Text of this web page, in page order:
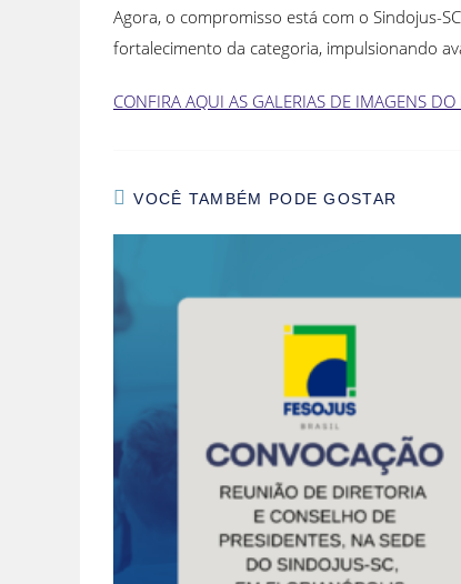
Agora, o compromisso está com o Sindojus-
fortalecimento da categoria, impulsionando
CONFIRA AQUI AS GALERIAS DE IMAGENS DO
VOCÊ TAMBÉM PODE GOSTAR